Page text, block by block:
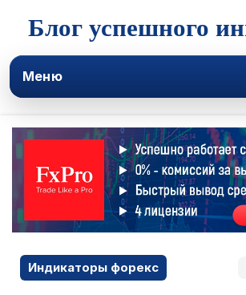
Блог успешного
Меню
Индикаторы форекс